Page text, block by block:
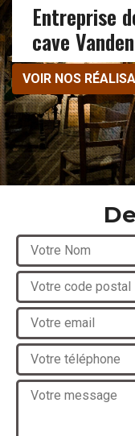
Entreprise
cave
VOIR NOS